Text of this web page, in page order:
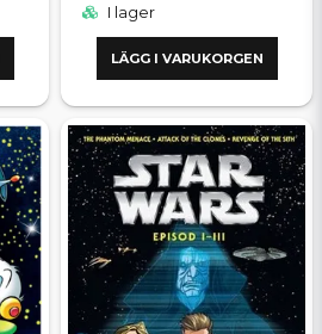
I lager
LÄGG I VARUKORGEN